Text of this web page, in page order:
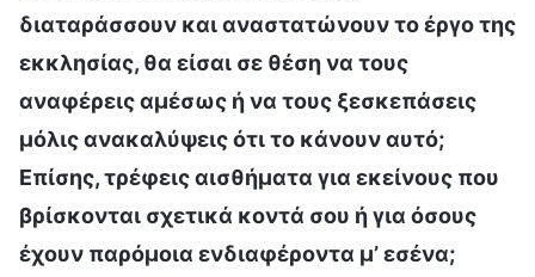
διαταράσσουν και αναστατώνουν το έργο της
εκκλησίας, θα είσαι σε θέση να τους
αναφέρεις αμέσως ή να τους ξεσκεπάσεις
μόλις ανακαλύψεις ότι το κάνουν αυτό;
Επίσης, τρέφεις αισθήματα για εκείνους που
βρίσκονται σχετικά κοντά σου ή για όσους
έχουν παρόμοια ενδιαφέροντα μ’ εσένα;